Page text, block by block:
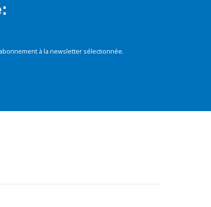
à la newsletter sélectionnée.